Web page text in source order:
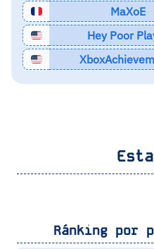
MaXoE
Hey Poor
Ránking por